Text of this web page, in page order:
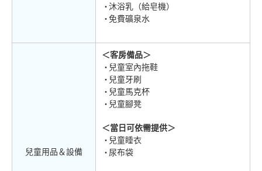
沐浴乳（給皂機）
免費礦泉水
兒童用品＆設備
＜客房備品＞
兒童室內拖鞋
兒童牙刷
兒童馬克杯
兒童腳凳
＜當日可依需提供＞
兒童睡衣
尿布袋